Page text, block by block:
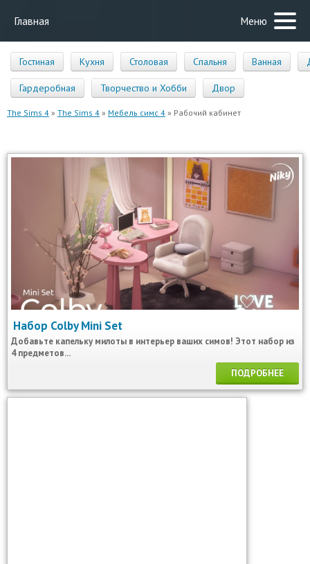
Главная Меню
Гостиная Кухня Столовая Спальня Ванная
Гардеробная Творчество и Хобби Двор
The Sims 4 » The Sims 4 » Мебель симс 4 » Рабочий кабинет
Набор Colby Mini Set
Добавьте капельку милоты в интерьер ваших симов! Этот набор из
4 предметов...
ПОДРОБНЕЕ